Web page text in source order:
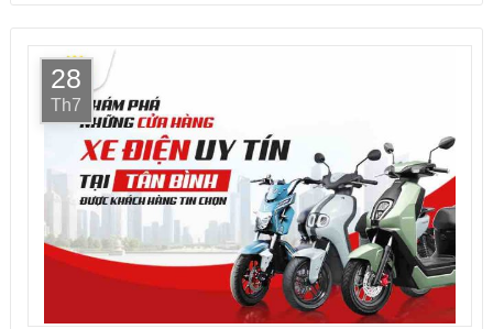
28
Th7